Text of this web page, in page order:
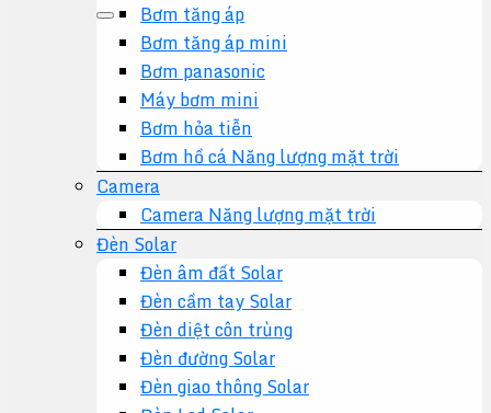
kiếm:Bơm tăng áp
Bơm tăng áp mini
Bơm panasonic
Máy bơm mini
Bơm hỏa tiễn
Bơm hồ cá Năng lượng mặt trời
Camera
Camera Năng lượng mặt trời
Đèn Solar
Đèn âm đất Solar
Đèn cầm tay Solar
Đèn diệt côn trùng
Đèn đường Solar
Đèn giao thông Solar